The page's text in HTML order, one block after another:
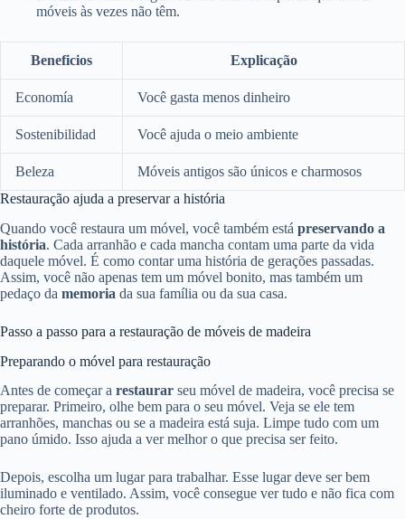
móveis às vezes não têm.
Beneficios Explicação
Economía Você gasta menos dinheiro
Sostenibilidad Você ajuda o meio ambiente
Beleza
Móveis antigos são únicos e charmosos
Restauração ajuda a preservar a história
Quando você restaura um móvel, você também está preservando a
história. Cada arranhão e cada mancha contam uma parte da vida
daquele móvel. É como contar uma história de gerações passadas.
Assim, você não apenas tem um móvel bonito, mas também um
pedaço da memoria da sua família ou da sua casa.
Passo a passo para a restauração de móveis de madeira
Preparando o móvel para restauração
Antes de começar a restaurar seu móvel de madeira, você precisa se
preparar. Primeiro, olhe bem para o seu móvel. Veja se ele tem
arranhões, manchas ou se a madeira está suja. Limpe tudo com um
pano úmido. Isso ajuda a ver melhor o que precisa ser feito.
Depois, escolha um lugar para trabalhar. Esse lugar deve ser bem
iluminado e ventilado. Assim, você consegue ver tudo e não fica com
cheiro forte de produtos.